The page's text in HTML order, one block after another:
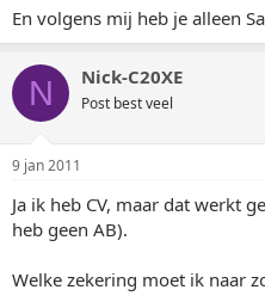
En volgens mij heb je alleen
N Nick-C20XE
Post best veel
9 jan 2011
Ja ik heb CV, maar dat werkt
heb geen AB).
Welke zekering moet ik naar